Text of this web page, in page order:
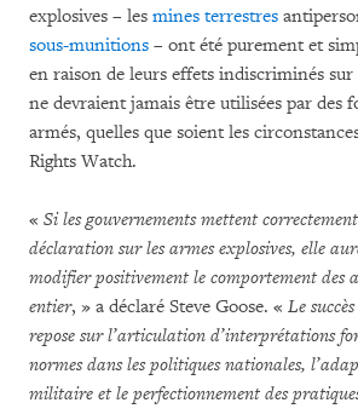
explosives – les mines terrestres
sous-munitions – ont été purement et
en raison de leurs effets indiscriminés sur
ne devraient jamais être utilisées par des
armés, quelles que soient les
Rights Watch.
« Si les gouvernements mettent
déclaration sur les armes explosives, elle
modifier positivement le comportement des
entier, » a déclaré Steve Goose. « Le
repose sur l’articulation d’interprétations
normes dans les politiques nationales,
militaire et le perfectionnement des